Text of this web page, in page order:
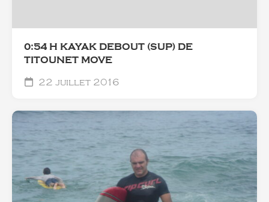
0:54 H KAYAK DEBOUT (SUP) DE
TITOUNET MOVE
22 juillet 2016